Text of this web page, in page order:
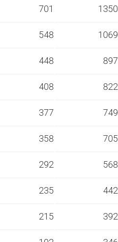
701 1350
548 1069
448 897
408 822
377 749
358 705
292 568
235 442
215 392